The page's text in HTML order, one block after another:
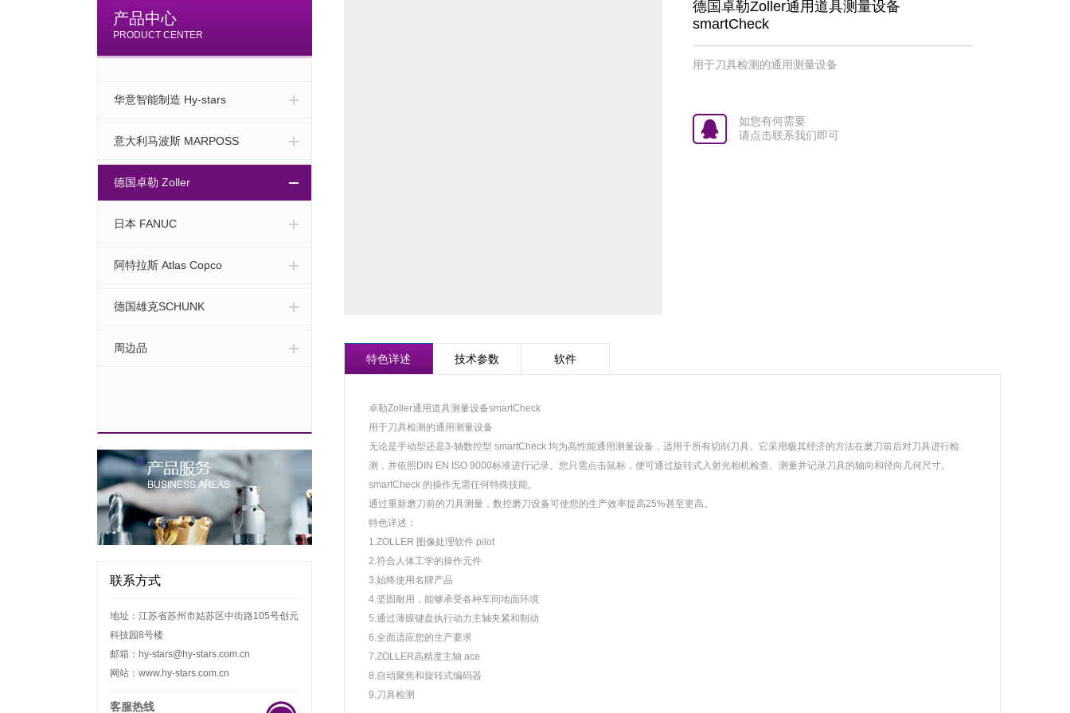
产品中心
PRODUCT CENTER
华意智能制造 Hy-stars
意大利马波斯 MARPOSS
德国卓勒 Zoller
日本 FANUC
阿特拉斯 Atlas Copco
德国雄克SCHUNK
周边品
联系方式
地址：江苏省苏州市姑苏区中街路105号创元
科技园8号楼
邮箱：hy-stars@hy-stars.com.cn
网站：www.hy-stars.com.cn
客服热线
德国卓勒Zoller通用道具测量设备
smartCheck
用于刀具检测的通用测量设备
如您有何需要
请点击联系我们即可
特色详述 技术参数 软件
卓勒Zoller通用道具测量设备smartCheck
用于刀具检测的通用测量设备
无论是手动型还是3-轴数控型 smartCheck 均为高性能通用测量设备，适用于所有切削刀具。它采用极其经济的方法在磨刀前后对刀具进行检
测，并依照DIN EN ISO 9000标准进行记录。您只需点击鼠标，便可通过旋转式入射光相机检查、测量并记录刀具的轴向和径向几何尺寸。
smartCheck 的操作无需任何特殊技能。
通过重新磨刀前的刀具测量，数控磨刀设备可使您的生产效率提高25%甚至更高。
特色详述：
1.ZOLLER 图像处理软件 pilot
2.符合人体工学的操作元件
3.始终使用名牌产品
4.坚固耐用，能够承受各种车间地面环境
5.通过薄膜键盘执行动力主轴夹紧和制动
6.全面适应您的生产要求
7.ZOLLER高精度主轴 ace
8.自动聚焦和旋转式编码器
9.刀具检测